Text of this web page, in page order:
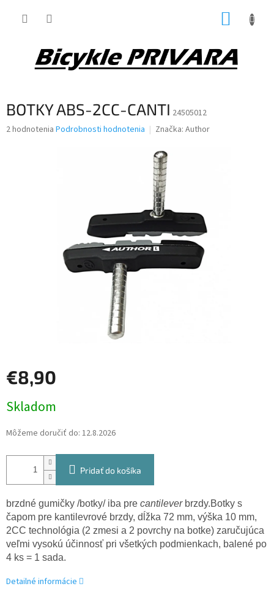
BOTKY ABS-2CC-CANTI 24505012
Priemerné
2 hodnotenia Podrobnosti hodnotenia Značka: Author
€8,90
cena:
Skladom
Môžeme doručiť do: 12.8.2026
Pridať do košíka
brzdné gumičky /botky/ iba pre cantileverbrzdy.Botky s
čapom pre kantilevrové brzdy, dĺžka 72 mm, výška 10 mm,
2CC technológia (2 zmesi a 2 povrchy na botke) zaručujúca
veľmi vysokú účinnosť pri všetkých podmienkach, balené po
4 ks = 1 sada.
Detailné informácie